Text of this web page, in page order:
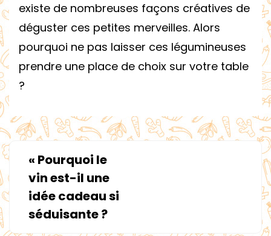
existe de nombreuses façons créatives de
déguster ces petites merveilles. Alors
pourquoi ne pas laisser ces légumineuses
prendre une place de choix sur votre table
?
« Pourquoi le
vin est-il une
idée cadeau si
séduisante ?